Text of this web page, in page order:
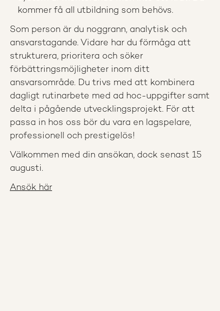
kommer få all utbildning som behövs.
Som person är du noggrann, analytisk och
ansvarstagande. Vidare har du förmåga att
strukturera, prioritera och söker
förbättringsmöjligheter inom ditt
ansvarsområde. Du trivs med att kombinera
dagligt rutinarbete med ad hoc-uppgifter samt
delta i pågående utvecklingsprojekt. För att
passa in hos oss bör du vara en lagspelare,
professionell och prestigelös!
Välkommen med din ansökan, dock senast 15
augusti.
Ansök här